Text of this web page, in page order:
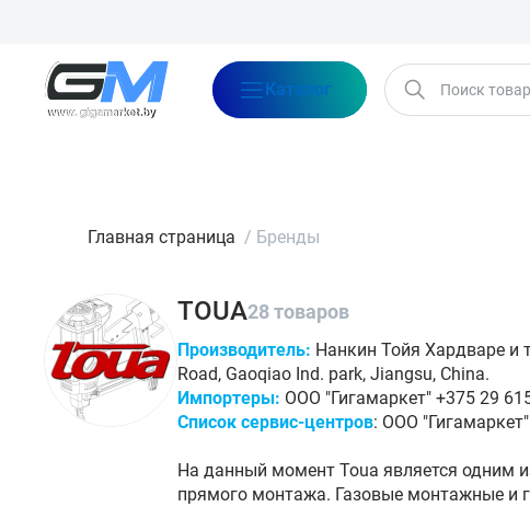
Каталог
Главная страница / Бренды
TOUA28 товаров
Производитель: Нанкин Тойя Хардваре и
Road, Gaoqiao Ind. park, Jiangsu, China.
Импортеры: ООО "Гигамаркет" +375 29
Список сервис-центров: ООО
На данный момент Toua является одним
прямого монтажа. Газовые монтажные и